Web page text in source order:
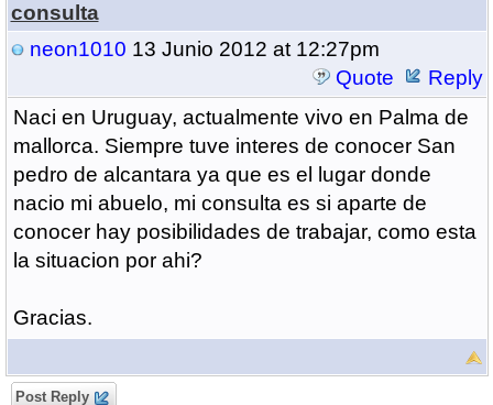
consulta
neon1010 13 Junio 2012 at 12:27pm
Quote
Reply
Naci en Uruguay, actualmente vivo en Palma de
mallorca. Siempre tuve interes de conocer San
pedro de alcantara ya que es el lugar donde
nacio mi abuelo, mi consulta es si aparte de
conocer hay posibilidades de trabajar, como esta
la situacion por ahi?
Gracias.
Post Reply